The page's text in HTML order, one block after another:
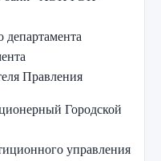
департамента
Правления
Городской
управления